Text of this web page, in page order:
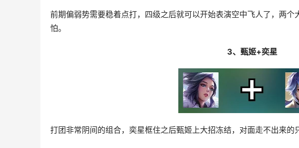
前期偏弱势需要稳着点打，四级之后就可以开始表演空中飞人了，两
怕。
3、甄姬+奕星
打团非常阴间的组合，奕星框住之后甄姬上大招冻结，对面走不出来的